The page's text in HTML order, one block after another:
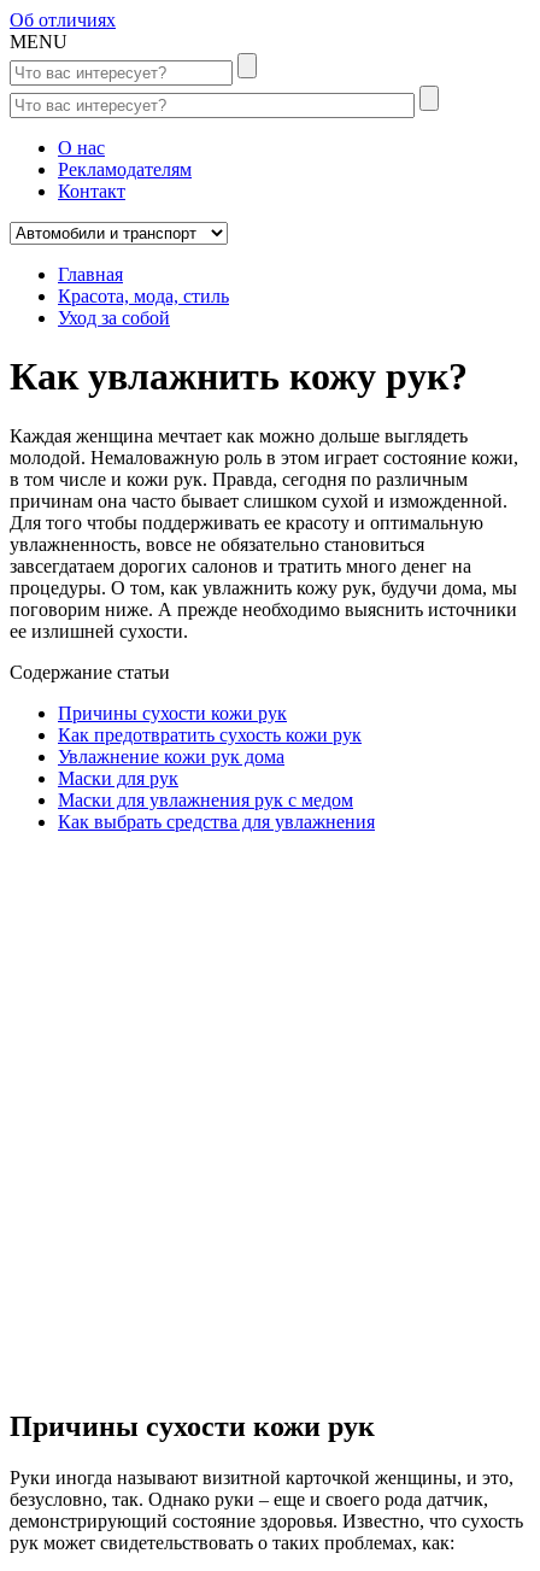
Об отличиях
MENU
О нас
Рекламодателям
Контакт
Главная
Красота, мода, стиль
Уход за собой
Как увлажнить кожу рук?
Каждая женщина мечтает как можно дольше выглядеть
молодой. Немаловажную роль в этом играет состояние кожи,
в том числе и кожи рук. Правда, сегодня по различным
причинам она часто бывает слишком сухой и изможденной.
Для того чтобы поддерживать ее красоту и оптимальную
увлажненность, вовсе не обязательно становиться
завсегдатаем дорогих салонов и тратить много денег на
процедуры. О том, как увлажнить кожу рук, будучи дома, мы
поговорим ниже. А прежде необходимо выяснить источники
ее излишней сухости.
Содержание статьи
Причины сухости кожи рук
Как предотвратить сухость кожи рук
Увлажнение кожи рук дома
Маски для рук
Маски для увлажнения рук с медом
Как выбрать средства для увлажнения
Причины сухости кожи рук
Руки иногда называют визитной карточкой женщины, и это,
безусловно, так. Однако руки – еще и своего рода датчик,
демонстрирующий состояние здоровья. Известно, что сухость
рук может свидетельствовать о таких проблемах, как: